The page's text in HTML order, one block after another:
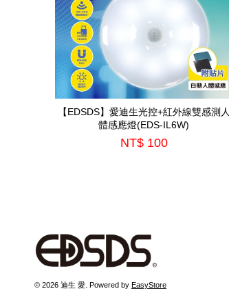
【EDSDS】愛迪生光控+紅外線雙感測人
體感應燈(EDS-IL6W)
NT$ 100
© 2026 迪生 愛. Powered by EasyStore